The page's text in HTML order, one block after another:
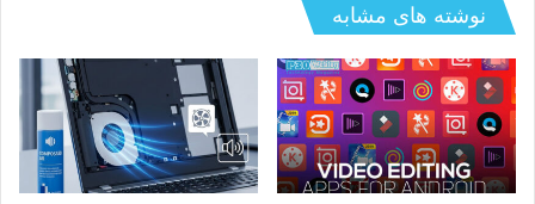
راهنمای انتخاب اپلیکیشن های مالی و مدیریت هزینه؛
چگونه بهترین برنامه بودجه بندی را برای کنترل
مخارج انتخاب کنیم؟
نوشته های مشابه